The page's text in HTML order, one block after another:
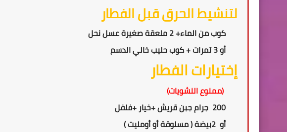
لتنشيط الحرق قبل الفطار
كوب من الماء+ 2 ملعقة صغيرة عسل نحل
أو 3 تمرات + كوب حليب خالي الدسم
إختيارات الفطار
(ممنوع النشويات)
200 جرام جبن قريش +
خيار +فلفل
أو بيضة ( مسلوقة أو أومليت )